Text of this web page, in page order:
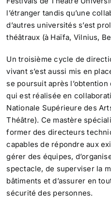
l’étranger tandis qu’une
d’autres universités s’est
théâtraux (à Haïfa, Vilnius,
Un troisième cycle de
vivant s’est aussi mis en
se poursuit après
qui est réalisée en
Nationale Supérieure des
Théâtre). Ce mastère
former des directeurs
capables de répondre aux
gérer des équipes,
spectacle, de superviser la
bâtiments et d’assurer en
sécurité des personnes.